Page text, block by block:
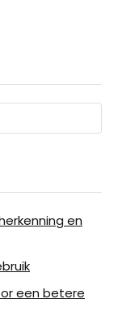
en
een betere